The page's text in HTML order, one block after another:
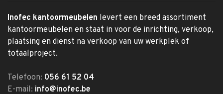
Inofec kantoormeubelen levert een breed assortiment
kantoormeubelen en staat in voor de inrichting, verkoop,
plaatsing en dienst na verkoop van uw werkplek of
totaalproject.
Telefoon: 056 61 52 04
E-mail: info@inofec.be